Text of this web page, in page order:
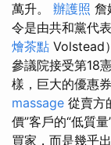
萬升。 辦護照 詹
令是由共和黨代
燴茶點 Volstead
參議院接受第18
樣，巨大的優惠
massage 從賣方
價”客戶的“低質
買家，而是幾乎